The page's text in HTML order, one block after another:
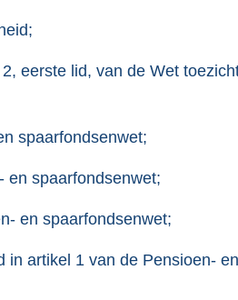
eerste lid, van de Wet
spaarfondsenwet;
en spaarfondsenwet;
en spaarfondsenwet;
in artikel 1 van de Pensioen- en